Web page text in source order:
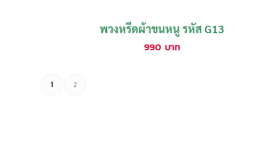
พวงหรีดผ้าขนหนู รหัส G13
990 บาท
1 2